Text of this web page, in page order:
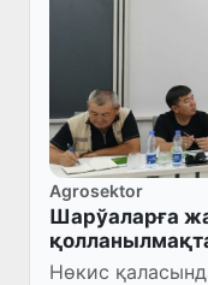
Agrosektor
Шарўаларға
Нөкис